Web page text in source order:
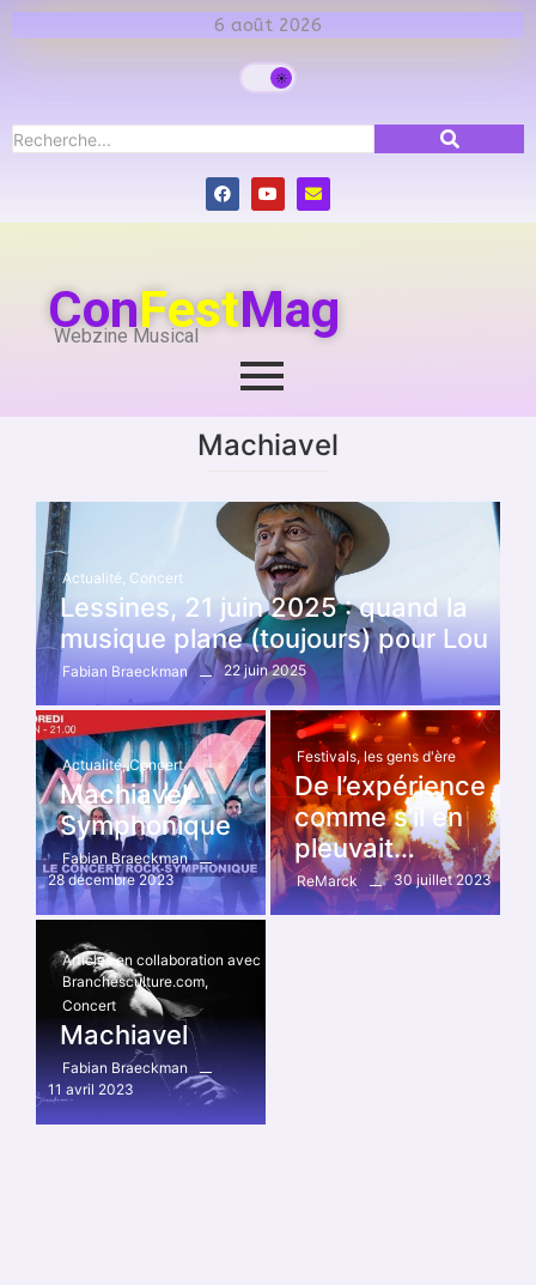
6 août 2026
ConFestMag
Webzine Musical
Machiavel
Actualité, Concert
Lessines, 21 juin 2025 : quand la
musique plane (toujours) pour Lou
Fabian Braeckman 22 juin 2025
Actualité, Concert
Machiavel
Symphonique
Fabian Braeckman
28 décembre 2023
Festivals, les gens d'ère
De l’expérience
comme s’il en
pleuvait…
ReMarck 30 juillet 2023
Articles en collaboration avec
Branchésculture.com,
Concert
Machiavel
Fabian Braeckman
11 avril 2023